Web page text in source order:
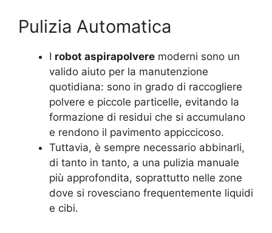
Pulizia Automatica
I robot aspirapolvere moderni sono un
valido aiuto per la manutenzione
quotidiana: sono in grado di raccogliere
polvere e piccole particelle, evitando la
formazione di residui che si accumulano
e rendono il pavimento appiccicoso.
Tuttavia, è sempre necessario abbinarli,
di tanto in tanto, a una pulizia manuale
più approfondita, soprattutto nelle zone
dove si rovesciano frequentemente liquidi
e cibi.